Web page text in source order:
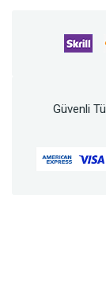
Güvenli